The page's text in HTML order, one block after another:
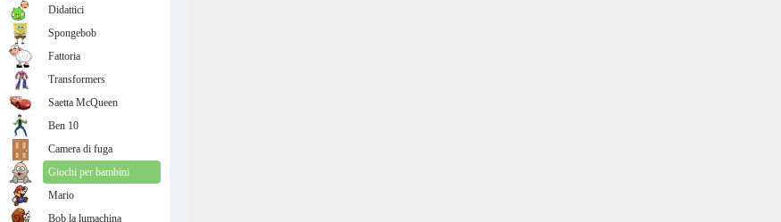
Didattici
Spongebob
Fattoria
Transformers
Saetta McQueen
Ben 10
Camera di fuga
Giochi per bambini
Mario
Bob la lumachina